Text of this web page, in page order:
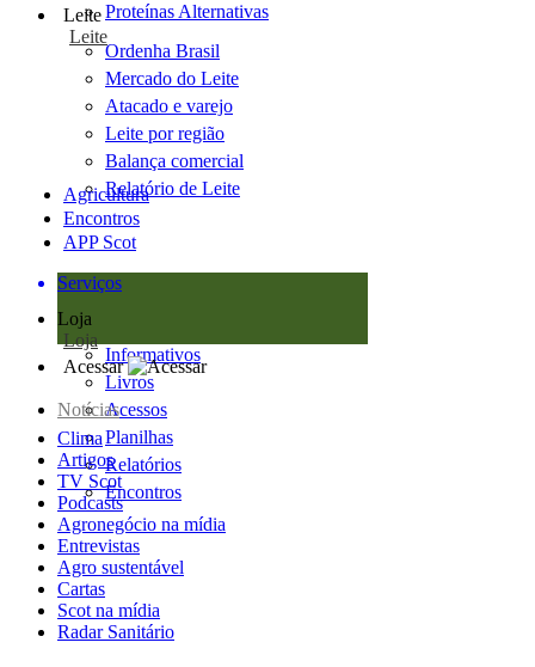
Proteínas Alternativas
Leite
Leite
Ordenha Brasil
Mercado do Leite
Atacado e varejo
Leite por região
Balança comercial
Relatório de Leite
Agricultura
Encontros
APP Scot
Serviços
Loja
Loja
Informativos
Livros
Acessos
Planilhas
Relatórios
Encontros
Acessar
Notícias
Clima
Artigos
TV Scot
Podcasts
Agronegócio na mídia
Entrevistas
Agro sustentável
Cartas
Scot na mídia
Radar Sanitário